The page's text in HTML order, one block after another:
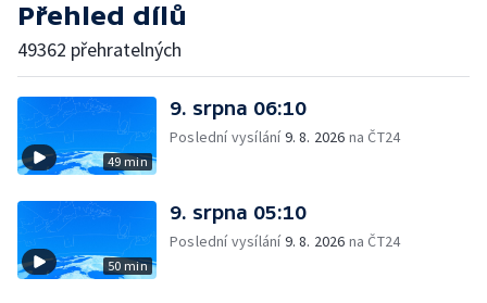
Přehled dílů
49362 přehratelných
49 min
9. srpna 06:10
Poslední vysílání9. 8. 2026 na ČT24
50 min
9. srpna 05:10
Poslední vysílání9. 8. 2026 na ČT24